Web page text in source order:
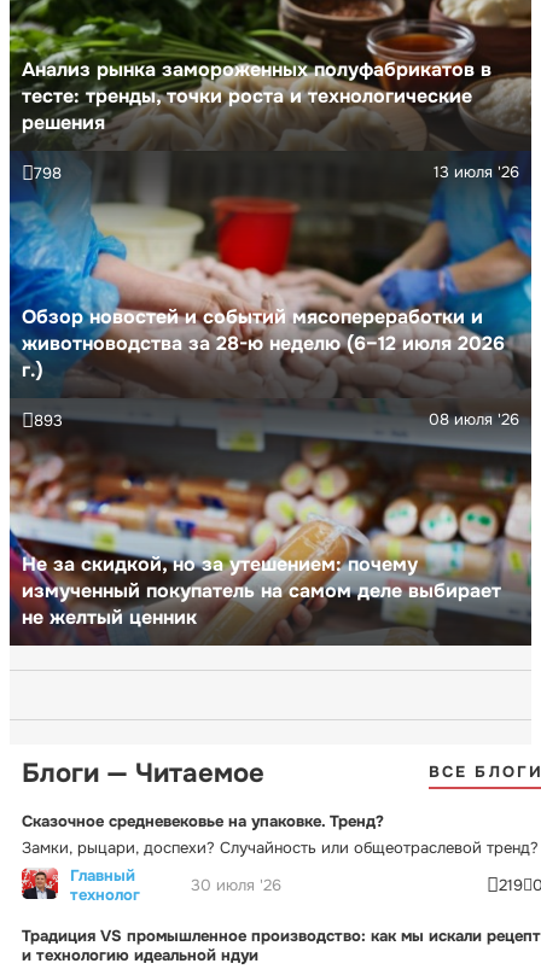
Анализ рынка замороженных полуфабрикатов в
тесте: тренды, точки роста и технологические
решения
Обзор новостей и событий мясопереработки и
животноводства за 28-ю неделю (6–12 июля 2026
г.)
13 июля '26
798
Не за скидкой, но за утешением: почему
измученный покупатель на самом деле выбирает
не желтый ценник
08 июля '26
893
Блоги — Читаемое ВСЕ
Сказочное средневековье на упаковке. Тренд?
Замки, рыцари, доспехи? Случайность или общеотраслевой тренд?
Главный
технолог
30 июля '26 219
Традиция VS промышленное производство: как мы искали рецепт
и технологию идеальной ндуи